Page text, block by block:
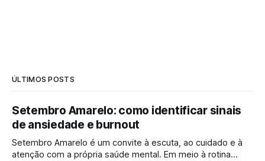
ÚLTIMOS POSTS
Setembro Amarelo: como identificar sinais
de ansiedade e burnout
Setembro Amarelo é um convite à escuta, ao cuidado e à
atenção com a própria saúde mental. Em meio à rotina